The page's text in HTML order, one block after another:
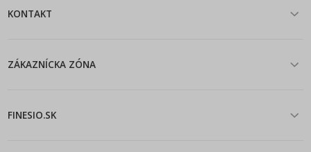
KONTAKT
ZÁKAZNÍCKA ZÓNA
FINESIO.SK